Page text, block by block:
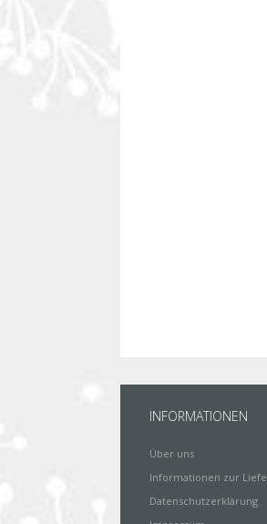
INFORMATIONEN
Über uns
Informationen zur
Datenschutzerklärung